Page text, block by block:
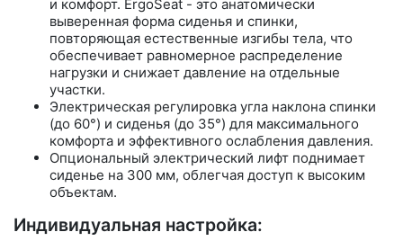
и комфорт. ErgoSeat - это анатомически
выверенная форма сиденья и спинки,
повторяющая естественные изгибы тела, что
обеспечивает равномерное распределение
нагрузки и снижает давление на отдельные
участки.
Электрическая регулировка угла наклона спинки
(до 60°) и сиденья (до 35°) для максимального
комфорта и эффективного ослабления давления.
Опциональный электрический лифт поднимает
сиденье на 300 мм, облегчая доступ к высоким
объектам.
Индивидуальная настройка: